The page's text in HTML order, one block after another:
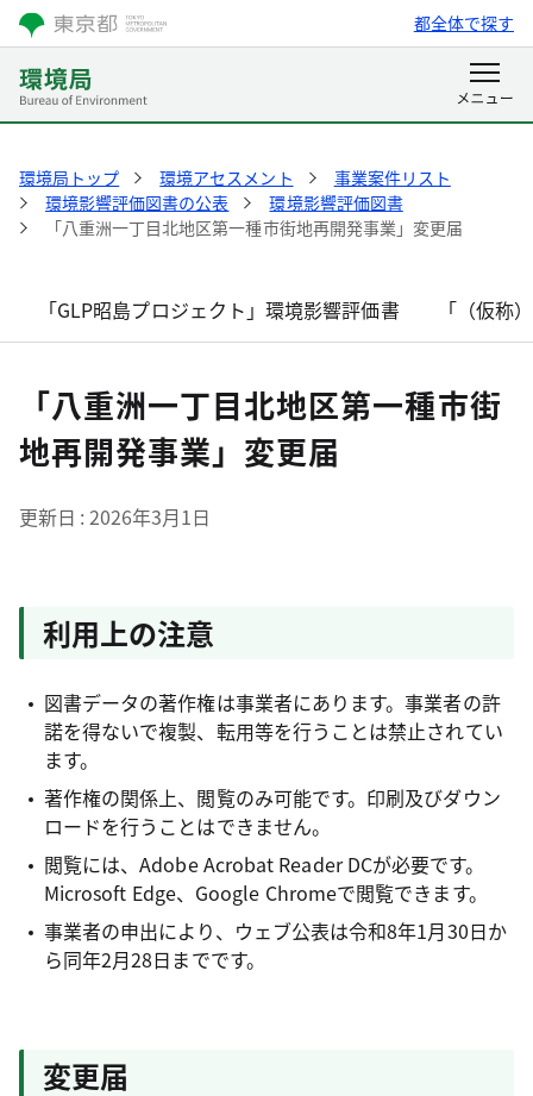
都全体で探す
環境局トップ 環境アセスメント
事業案件リスト
環境影響評価図書の公表
環境影響評価図書
「八重洲一丁目北地区第一種市街地再開発事業」変更届
「GLP昭島プロジェクト」環境影響評価書 「（仮称
「八重洲一丁目北地区第一種市街
地再開発事業」変更届
更新日 2026年3月1日
利用上の注意
図書データの著作権は事業者にあります。事業者の許
諾を得ないで複製、転用等を行うことは禁止されてい
ます。
著作権の関係上、閲覧のみ可能です。印刷及びダウン
ロードを行うことはできません。
閲覧には、Adobe Acrobat Reader DCが必要です。
Microsoft Edge、Google Chromeで閲覧できます。
事業者の申出により、ウェブ公表は令和8年1月30日か
ら同年2月28日までです。
変更届